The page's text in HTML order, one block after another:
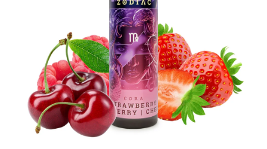
ATOMIZÉRY A CARTRIDGE
BATERIE A NABÍJEČKY
GRIPY & MODY